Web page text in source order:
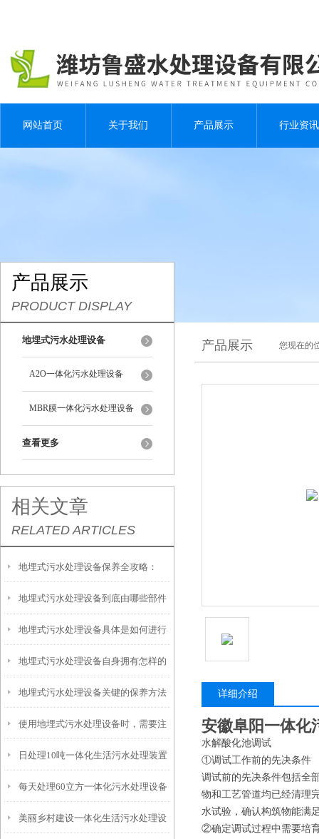
网站首页 关于我们 产品展示 行业资讯
产品展示
PRODUCT DISPLAY
地埋式污水处理设备
A2O一体化污水处理设备
MBR膜一体化污水处理设备
查看更多
相关文章
RELATED ARTICLES
地埋式污水处理设备保养全攻略：
让“地下卫士”持续高效运转
地埋式污水处理设备到底由哪些部件
撑起？核心结构一文拆解
地埋式污水处理设备具体是如何进行
安装的呢？
地埋式污水处理设备自身拥有怎样的
特点呢？
地埋式污水处理设备关键的保养方法
使用地埋式污水处理设备时，需要注
意以下事项
日处理10吨一体化生活污水处理装置
每天处理60立方一体化污水处理设备
美丽乡村建设一体化生活污水处理设
产品展示 您现在的
详细介绍
安徽阜阳一体化
水解酸化池调试
①调试工作前的先决条件
调试前的先决条件包括全
物和工艺管道均已经清理
水试验，确认构筑物能满
②确定调试过程中需要培